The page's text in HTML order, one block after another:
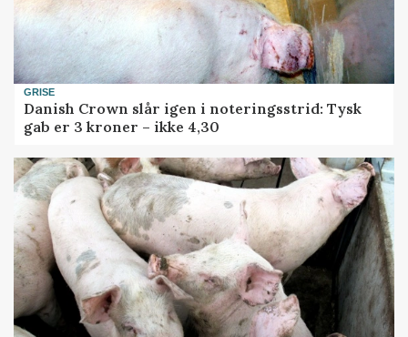
GRISE
Danish Crown slår igen i noteringsstrid: Tysk
gab er 3 kroner – ikke 4,30